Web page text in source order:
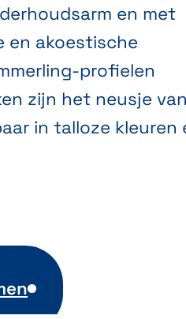
en met
en akoestische
profielen
zijn het neusje
in talloze kleuren